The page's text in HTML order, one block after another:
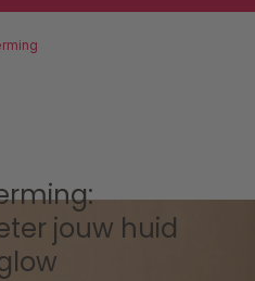
jouw huid